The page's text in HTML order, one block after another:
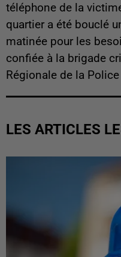
téléphone de la
quartier a été bouclé
matinée pour les
confiée à la brigade
Régionale de la
LES ARTICLES